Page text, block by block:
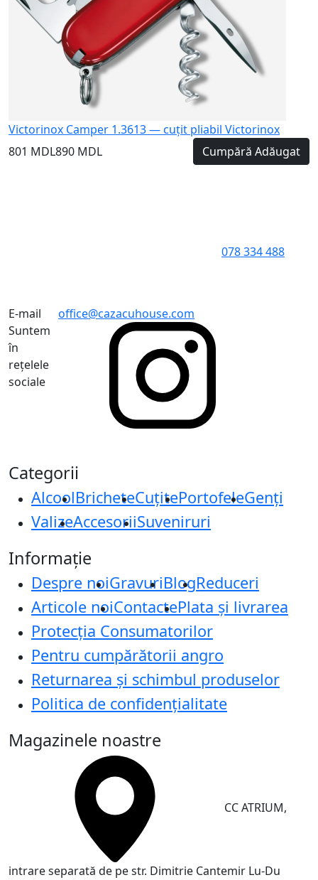
Victorinox Camper 1.3613 — cuțit pliabil Victorinox
801 MDL890 MDL Cumpără Adăugat
078 334 488
E-mail
office@cazacuhouse.com
Suntem
în
rețelele
sociale
Categorii
AlcoolBricheteCuțitePortofeleGenți
ValizeAccesoriiSuveniruri
Informație
Despre noiGravuriBlogReduceri
Articole noiContactePlata și livrarea
Protecţia Consumatorilor
Pentru cumpărătorii angro
Returnarea și schimbul produselor
Politica de confidențialitate
Magazinele noastre
CC ATRIUM,
intrare separată de pe str. Dimitrie Cantemir Lu-Du